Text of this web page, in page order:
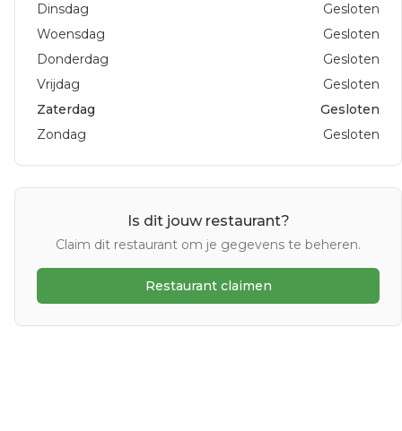
Dinsdag
Gesloten
Woensdag
Gesloten
Donderdag
Gesloten
Vrijdag
Gesloten
Zaterdag
Gesloten
Zondag
Gesloten
Is dit jouw restaurant?
Claim dit restaurant om je gegevens te beheren.
Restaurant claimen